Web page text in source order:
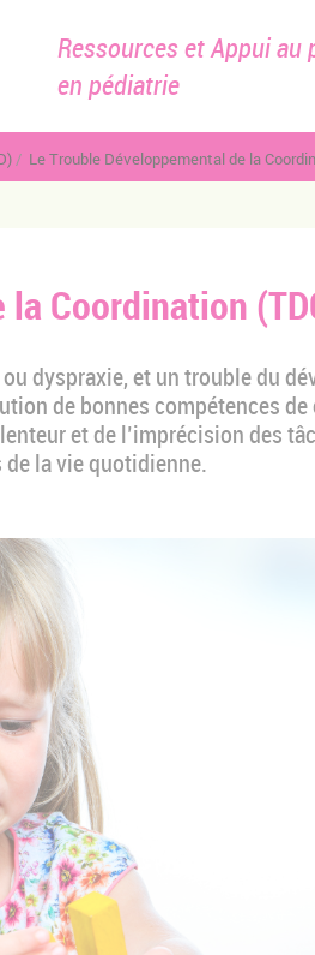
Ressources et Appui au
en pédiatrie
Le Trouble Développemental de la Coordination
Coordination
dyspraxie, et un trouble du
de bonnes compétences
et de l’imprécision des
la vie quotidienne.